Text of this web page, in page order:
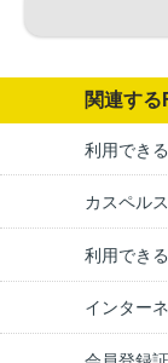
関連する
利用でき
カスペル
利用でき
インター